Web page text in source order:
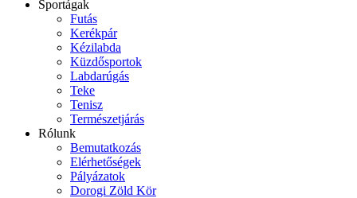
Sportágak
Futás
Kerékpár
Kézilabda
Küzdősportok
Labdarúgás
Teke
Tenisz
Természetjárás
Rólunk
Bemutatkozás
Elérhetőségek
Pályázatok
Dorogi Zöld Kör